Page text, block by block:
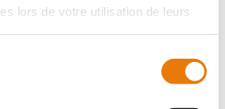
lors de votre utilisation de leurs